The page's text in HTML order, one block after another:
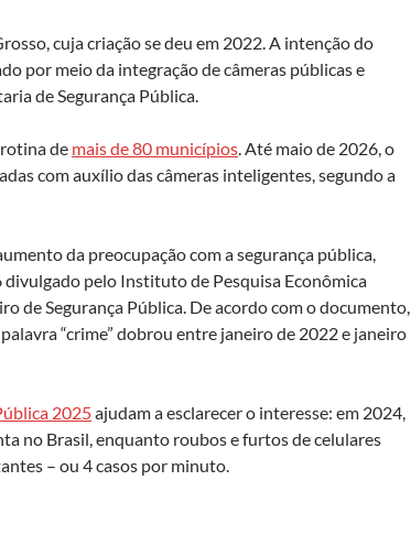
cuja criação se deu em 2022. A intenção do
por meio da integração de câmeras públicas e
de Segurança Pública.
de mais de 80 municípios.Até maio de 2026, o
com auxílio das câmeras inteligentes, segundo a
da preocupação com a segurança pública,
pelo Instituto de Pesquisa Econômica
de Segurança Pública. De acordo com o documento,
“crime” dobrou entre janeiro de 2022 e janeiro
2025ajudam a esclarecer o interesse: em 2024,
no Brasil, enquanto roubos e furtos de celulares
– ou 4 casos por minuto.